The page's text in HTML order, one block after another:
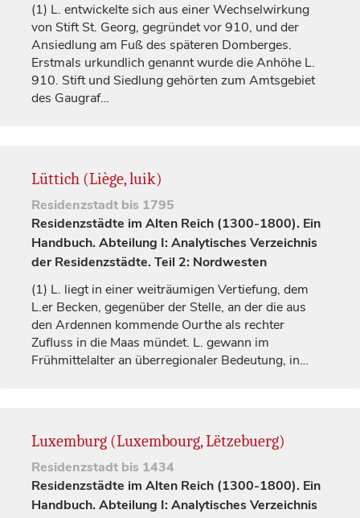
(1) L. entwickelte sich aus einer Wechselwirkung
von Stift St. Georg, gegründet vor 910, und der
Ansiedlung am Fuß des späteren Domberges.
Erstmals urkundlich genannt wurde die Anhöhe L.
910. Stift und Siedlung gehörten zum Amtsgebiet
des Gaugraf…
Lüttich (Liège, luik)
Residenzstadt bis 1795
Residenzstädte im Alten Reich (1300-1800). Ein
Handbuch. Abteilung I: Analytisches Verzeichnis
der Residenzstädte. Teil 2: Nordwesten
(1) L. liegt in einer weiträumigen Vertiefung, dem
L.er Becken, gegenüber der Stelle, an der die aus
den Ardennen kommende Ourthe als rechter
Zufluss in die Maas mündet. L. gewann im
Frühmittelalter an überregionaler Bedeutung, in…
Luxemburg (Luxembourg, Lëtzebuerg)
Residenzstadt bis 1434
Residenzstädte im Alten Reich (1300-1800). Ein
Handbuch. Abteilung I: Analytisches Verzeichnis